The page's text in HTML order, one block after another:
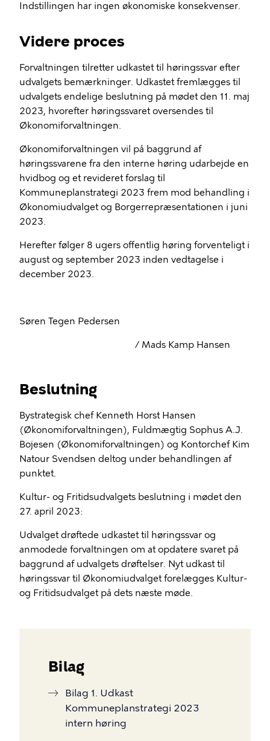
Indstillingen har ingen økonomiske konsekvenser.
Videre proces
Forvaltningen tilretter udkastet til høringssvar efter
udvalgets bemærkninger. Udkastet fremlægges til
udvalgets endelige beslutning på mødet den 11. maj
2023, hvorefter høringssvaret oversendes til
Økonomiforvaltningen.
Økonomiforvaltningen vil på baggrund af
høringssvarene fra den interne høring udarbejde en
hvidbog og et revideret forslag til
Kommuneplanstrategi 2023 frem mod behandling i
Økonomiudvalget og Borgerrepræsentationen i juni
2023.
Herefter følger 8 ugers offentlig høring forventeligt i
august og september 2023 inden vedtagelse i
december 2023.
Søren Tegen Pedersen
/ Mads Kamp Hansen
Beslutning
Bystrategisk chef Kenneth Horst Hansen
(Økonomiforvaltningen), Fuldmægtig Sophus A.J.
Bojesen (Økonomiforvaltningen) og Kontorchef Kim
Natour Svendsen deltog under behandlingen af
punktet.
Kultur- og Fritidsudvalgets beslutning i mødet den
27. april 2023:
Udvalget drøftede udkastet til høringssvar og
anmodede forvaltningen om at opdatere svaret på
baggrund af udvalgets drøftelser. Nyt udkast til
høringssvar til Økonomiudvalget forelægges Kultur-
og Fritidsudvalget på dets næste møde.
Bilag
Bilag 1. Udkast
Kommuneplanstrategi 2023
intern høring